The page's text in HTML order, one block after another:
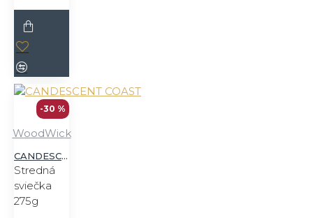
-30 %
WoodWick
CANDESCENT COAST
Stredná
sviečka
275g